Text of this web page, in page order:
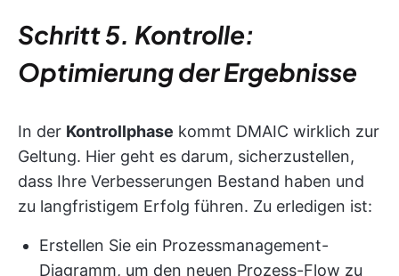
Schritt 5. Kontrolle:
Optimierung der Ergebnisse
In der Kontrollphase kommt DMAIC wirklich zur
Geltung. Hier geht es darum, sicherzustellen,
dass Ihre Verbesserungen Bestand haben und
zu langfristigem Erfolg führen. Zu erledigen ist:
Erstellen Sie ein Prozessmanagement-
Diagramm, um den neuen Prozess-Flow zu